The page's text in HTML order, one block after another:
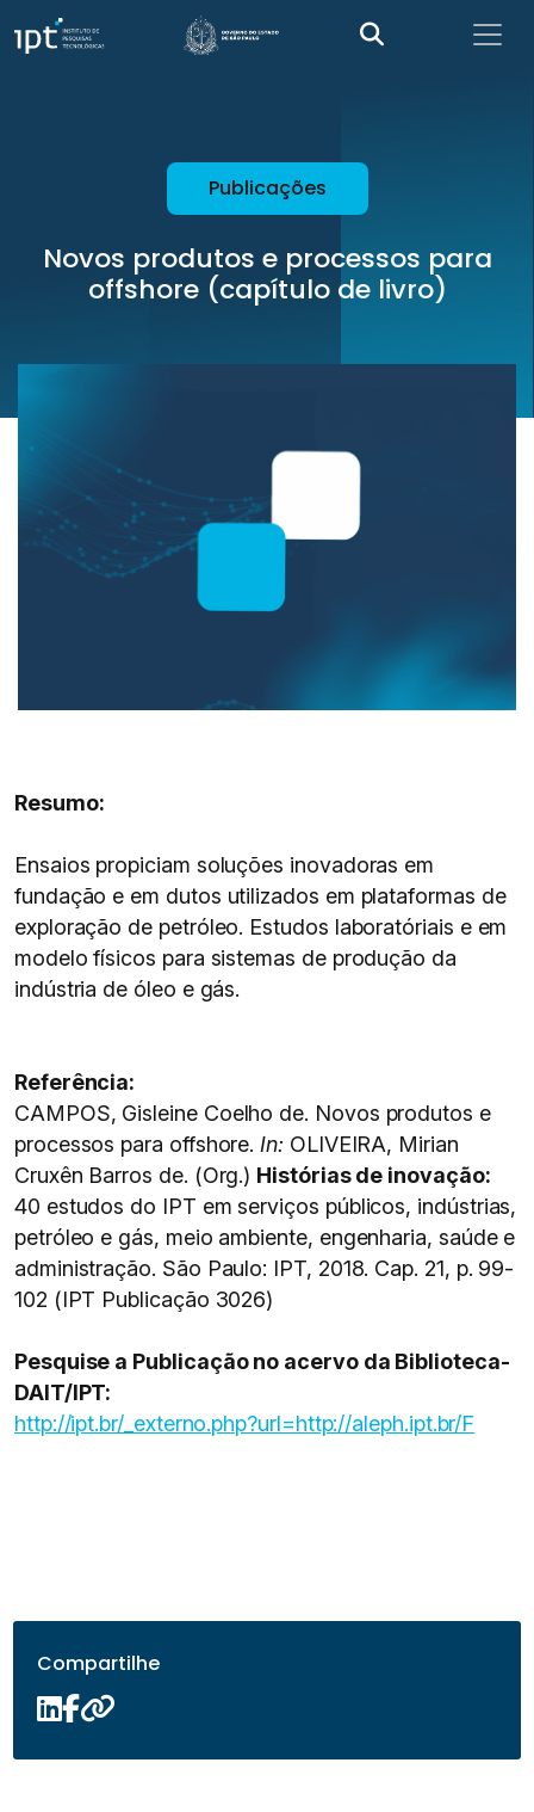
Publicações
Novos produtos e processos para
offshore (capítulo de livro)
Resumo:
Ensaios propiciam soluções inovadoras em
fundação e em dutos utilizados em plataformas de
exploração de petróleo. Estudos laboratóriais e em
modelo físicos para sistemas de produção da
indústria de óleo e gás.
Referência:
CAMPOS, Gisleine Coelho de. Novos produtos e
processos para offshore. In: OLIVEIRA, Mirian
Cruxên Barros de. (Org.) Histórias de inovação:
40 estudos do IPT em serviços públicos, indústrias,
petróleo e gás, meio ambiente, engenharia, saúde e
administração. São Paulo: IPT, 2018. Cap. 21, p. 99-
102 (IPT Publicação 3026)
Pesquise a Publicação no acervo da Biblioteca-
DAIT/IPT:
http://ipt.br/_externo.php?url=http://aleph.ipt.br/F
Compartilhe